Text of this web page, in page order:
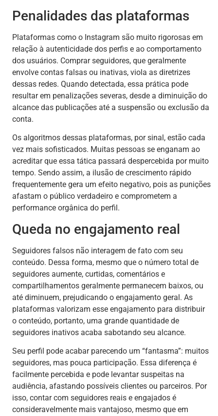
Penalidades das plataformas
Plataformas como o Instagram são muito rigorosas em
relação à autenticidade dos perfis e ao comportamento
dos usuários. Comprar seguidores, que geralmente
envolve contas falsas ou inativas, viola as diretrizes
dessas redes. Quando detectada, essa prática pode
resultar em penalizações severas, desde a diminuição do
alcance das publicações até a suspensão ou exclusão da
conta.
Os algoritmos dessas plataformas, por sinal, estão cada
vez mais sofisticados. Muitas pessoas se enganam ao
acreditar que essa tática passará despercebida por muito
tempo. Sendo assim, a ilusão de crescimento rápido
frequentemente gera um efeito negativo, pois as punições
afastam o público verdadeiro e comprometem a
performance orgânica do perfil.
Queda no engajamento real
Seguidores falsos não interagem de fato com seu
conteúdo. Dessa forma, mesmo que o número total de
seguidores aumente, curtidas, comentários e
compartilhamentos geralmente permanecem baixos, ou
até diminuem, prejudicando o engajamento geral. As
plataformas valorizam esse engajamento para distribuir
o conteúdo, portanto, uma grande quantidade de
seguidores inativos acaba sabotando seu alcance.
Seu perfil pode acabar parecendo um “fantasma”: muitos
seguidores, mas pouca participação. Essa diferença é
facilmente percebida e pode levantar suspeitas na
audiência, afastando possíveis clientes ou parceiros. Por
isso, contar com seguidores reais e engajados é
consideravelmente mais vantajoso, mesmo que em